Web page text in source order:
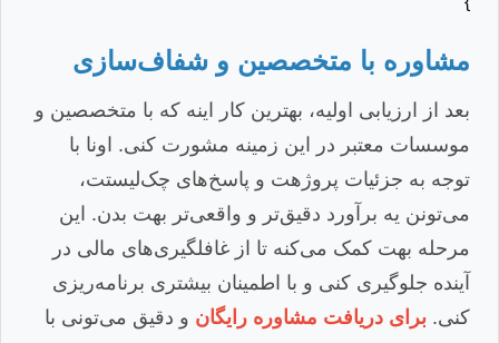
مشاوره با متخصصین و شفاف‌سازی
بعد از ارزیابی اولیه، بهترین کار اینه که با متخصصین و
موسسات معتبر در این زمینه مشورت کنی. اونا با
توجه به جزئیات پروژهت و پاسخ‌های چک‌لیستت،
می‌تونن یه برآورد دقیق‌تر و واقعی‌تر بهت بدن. این
مرحله بهت کمک می‌کنه تا از غافلگیری‌های مالی در
آینده جلوگیری کنی و با اطمینان بیشتری برنامه‌ریزی
کنی. برای دریافت مشاوره رایگان و دقیق می‌تونی با